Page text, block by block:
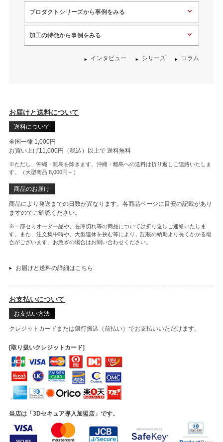
プロダクトシリーズから事例をみる
加工の特徴から事例をみる
インタビュー シリーズ コラム
お届けと送料について
送料について
全国一律 1,000円
お買い上げ11,000円（税込）以上で 送料無料
※ただし、沖縄・離島を除きます。沖縄・離島への送料は折り返しご連絡いたしま
す。（大型商品 8,000円～）
商品のお届け
商品により発送までの日数が異なります。各商品ページに目安の記載があり
ますのでご確認ください。
※一部セミオーダー品や、在庫切れ等の商品については折り返しご連絡いたしま
す。また、注文集中時や、大型連休を挟む等により、記載の納期より長くかかる場
合がございます。お急ぎの場合はお問い合わせください。
お届けと送料の詳細はこちら
お支払いについて
お支払い方法
クレジットカードまたは銀行振込（前払い）でお支払いいただけます。
[取り扱いクレジットカード]
当店は「3Dセキュア導入加盟店」です。